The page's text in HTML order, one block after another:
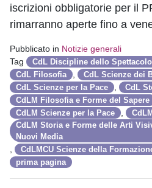
iscrizioni obbligatorie per il
rimarranno aperte fino a
Pubblicato in Notizie generali
Tag
CdL Discipline dello
CdL Filosofia CdL Scienze dei
CdL Scienze per la Pace CdL
CdLM Filosofia e Forme del Sapere
CdLM Scienze per la Pace
CdLM Storia e Forme delle Arti
Nuovi Media
CdLMCU Scienze della
prima pagina